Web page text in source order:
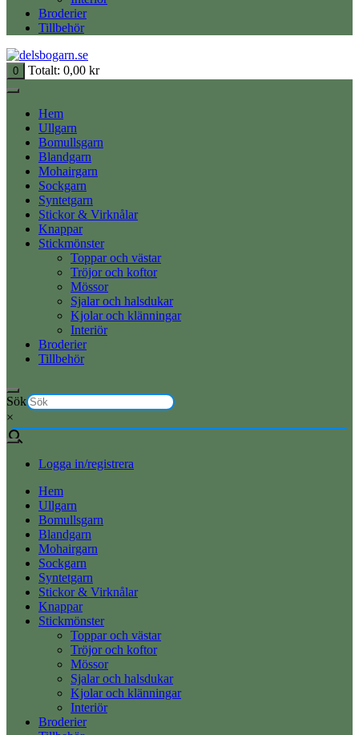
Broderier
Tillbehör
0 Totalt: 0,00 kr
Hem
Ullgarn
Bomullsgarn
Blandgarn
Mohairgarn
Sockgarn
Syntetgarn
Stickor & Virknålar
Knappar
Stickmönster
Toppar och västar
Tröjor och koftor
Mössor
Sjalar och halsdukar
Kjolar och klänningar
Interiör
Broderier
Tillbehör
Sök
×
Logga in/registrera
Hem
Ullgarn
Bomullsgarn
Blandgarn
Mohairgarn
Sockgarn
Syntetgarn
Stickor & Virknålar
Knappar
Stickmönster
Toppar och västar
Tröjor och koftor
Mössor
Sjalar och halsdukar
Kjolar och klänningar
Interiör
Broderier